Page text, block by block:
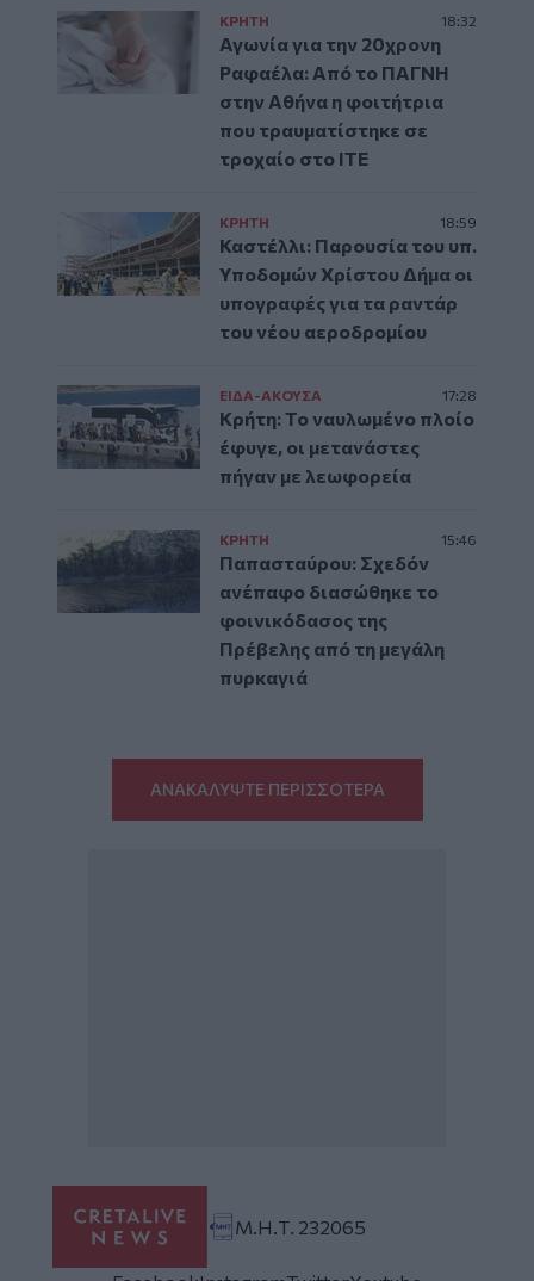
ΚΡΗΤΗ 18:32
Αγωνία για την 20χρονη
Ραφαέλα: Από το ΠΑΓΝΗ
στην Αθήνα η φοιτήτρια
που τραυματίστηκε σε
τροχαίο στο ΙΤΕ
ΚΡΗΤΗ 18:59
Καστέλλι: Παρουσία του υπ.
Υποδομών Χρίστου Δήμα οι
υπογραφές για τα ραντάρ
του νέου αεροδρομίου
ΕΙΔΑ-ΑΚΟΥΣΑ 17:28
Κρήτη: Το ναυλωμένο πλοίο
έφυγε, οι μετανάστες
πήγαν με λεωφορεία
ΚΡΗΤΗ 15:46
Παπασταύρου: Σχεδόν
ανέπαφο διασώθηκε το
φοινικόδασος της
Πρέβελης από τη μεγάλη
πυρκαγιά
ΑΝΑΚΑΛΥΨΤΕ ΠΕΡΙΣΣΟΤΕΡΑ
Μ.Η.Τ. 232065